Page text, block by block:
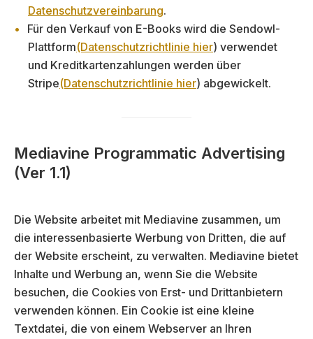
Datenschutzvereinbarung.
Für den Verkauf von E-Books wird die Sendowl-
Plattform(Datenschutzrichtlinie hier) verwendet
und Kreditkartenzahlungen werden über
Stripe(Datenschutzrichtlinie hier) abgewickelt.
Mediavine Programmatic Advertising
(Ver 1.1)
Die Website arbeitet mit Mediavine zusammen, um
die interessenbasierte Werbung von Dritten, die auf
der Website erscheint, zu verwalten. Mediavine bietet
Inhalte und Werbung an, wenn Sie die Website
besuchen, die Cookies von Erst- und Drittanbietern
verwenden können. Ein Cookie ist eine kleine
Textdatei, die von einem Webserver an Ihren